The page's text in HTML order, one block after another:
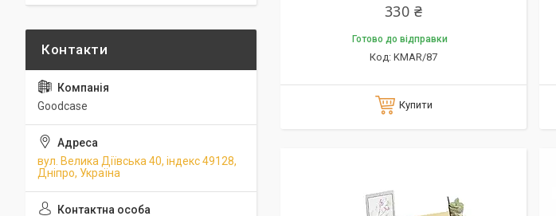
330 ₴
Готово до відправки
KMAR/87
Купити
Goodcase
вул. Велика Діївська 40, індекс 49128,
Дніпро, Україна